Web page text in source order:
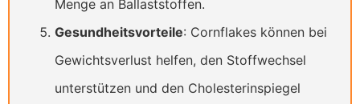
Menge an Ballaststoffen.
Gesundheitsvorteile: Cornflakes können bei
Gewichtsverlust helfen, den Stoffwechsel
unterstützen und den Cholesterinspiegel